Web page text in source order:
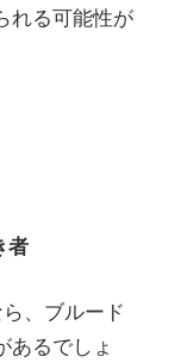
れる可能性が
者
、ブルード
あるでしょ